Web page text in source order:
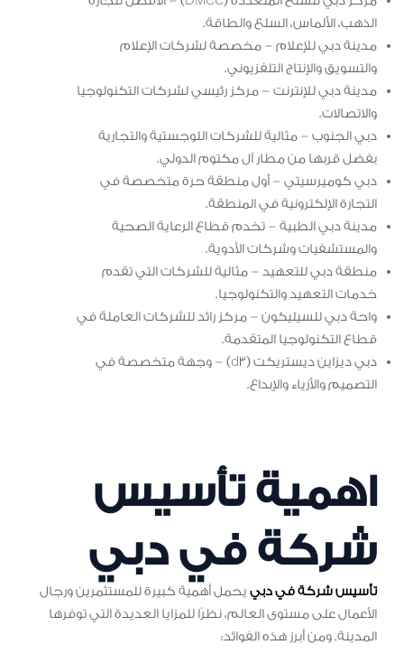
الذهب، الألماس، السلع والطاقة.
مدينة دبي للإعلام – مخصصة لشركات الإعلام
والتسويق والإنتاج التلفزيوني.
مدينة دبي للإنترنت – مركز رئيسي لشركات التكنولوجيا
والاتصالات.
دبي الجنوب – مثالية للشركات اللوجستية والتجارية
بفضل قربها من مطار آل مكتوم الدولي.
دبي كوميرسيتي – أول منطقة حرة متخصصة في
التجارة الإلكترونية في المنطقة.
مدينة دبي الطبية – تخدم قطاع الرعاية الصحية
والمستشفيات وشركات الأدوية.
منطقة دبي للتعهيد – مثالية للشركات التي تقدم
خدمات التعهيد والتكنولوجيا.
واحة دبي للسيليكون – مركز رائد للشركات العاملة في
قطاع التكنولوجيا المتقدمة.
دبي ديزاين ديستريكت (d3) – وجهة متخصصة في
التصميم والأزياء والإبداع.
اهمية تأسيس
شركة في دبي
تأسيس شركة في دبي يحمل أهمية كبيرة للمستثمرين ورجال
الأعمال على مستوى العالم، نظرًا للمزايا العديدة التي توفرها
المدينة. ومن أبرز هذه الفوائد: